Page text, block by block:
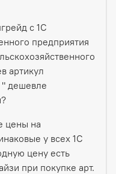
с 1С
предприятия
артикул
дешевле
цены на
у всех 1С
цену есть
при покупке арт.